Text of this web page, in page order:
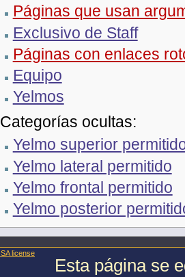
Páginas que usan
Exclusivo de Staff
Páginas con enlaces
Equipo
Yelmos
Categorías ocultas:
Yelmo superior
Yelmo lateral permitido
Yelmo frontal permitido
Yelmo posterior
Esta página se